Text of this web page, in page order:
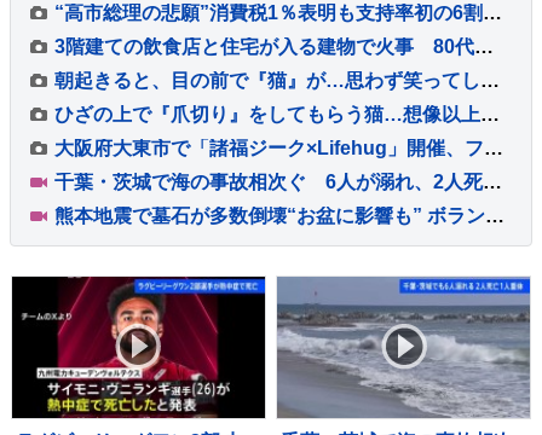
“高市総理の悲願”消費税1％表明も支持率初の6割切り…「賛成52%」の波紋 皇室典範めぐる政府説明にも不満「6割超」【8月JNN世論調査解説】
3階建ての飲食店と住宅が入る建物で火事 80代女性が死亡 2階の部屋に住む親子と連絡取れず 東京・大田区
朝起きると、目の前で『猫』が…思わず笑ってしまう『まさかの光景』に２万いいね「眠気も吹っ飛ぶねｗ」「よっ！て感じでかわいいｗ」
ひざの上で『爪切り』をしてもらう猫…想像以上に大人しすぎる『驚きの光景』が20万再生「まったく動かないだとｗ」「めちゃくちゃ可愛い」
大阪府大東市で「諸福ジーク×Lifehug」開催、ファッションテーマの体験型イベント
千葉・茨城で海の事故相次ぐ 6人が溺れ、2人死亡・1人重体
熊本地震で墓石が多数倒壊“お盆に影響も” ボランティアが復旧作業「道を作ればお参りに来られるのでは」